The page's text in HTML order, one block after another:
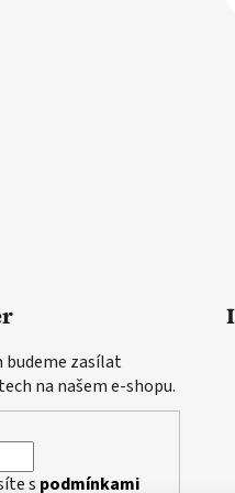
budeme zasílat
na našem e-shopu.
s podmínkami